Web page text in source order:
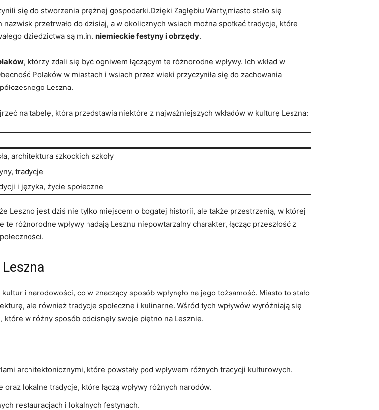
się do stworzenia prężnej gospodarki.Dzięki Zagłębiu Warty,miasto stało się
przetrwało do dzisiaj, a w okolicznych wsiach można spotkać tradycje, które
dziedzictwa są m.in. niemieckie festyny i obrzędy.
, którzy zdali się być ogniwem łączącym te różnorodne wpływy. Ich wkład w
Polaków w miastach i wsiach przez wieki przyczyniła się do zachowania
Leszna.
na tabelę, która przedstawia niektóre z najważniejszych wkładów w kulturę Leszna:
architektura szkockich szkoły
tradycje
i języka, życie społeczne
Leszno jest dziś nie tylko miejscem o bogatej historii, ale także przestrzenią, w której
różnorodne wpływy nadają Lesznu niepowtarzalny charakter, łącząc przeszłość z
i narodowości, co w znaczący sposób wpłynęło na jego tożsamość. Miasto to stało
ale również tradycje społeczne i kulinarne. Wśród tych wpływów wyróżniają się
w różny sposób odcisnęły swoje piętno na Lesznie.
architektonicznymi, które powstały pod wpływem różnych tradycji kulturowych.
lokalne tradycje, które łączą wpływy różnych narodów.
restauracjach i lokalnych festynach.